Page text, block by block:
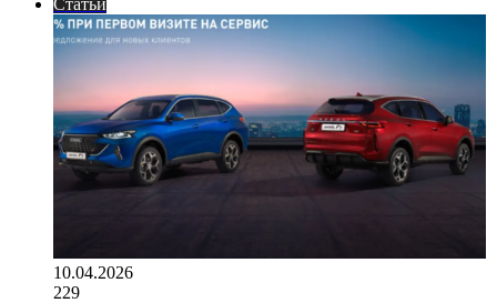
Статьи
10.04.2026
229